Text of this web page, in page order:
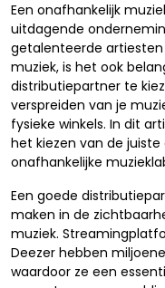
Een onafhankelijk
uitdagende
getalenteerde
muziek, is het ook
distributiepartner te
verspreiden van je
fysieke winkels. In dit
het kiezen van de
onafhankelijke
Een goede
maken in de
muziek.
Deezer hebben
waardoor ze een